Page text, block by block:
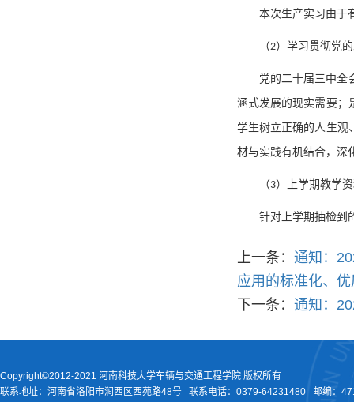
本次生产实习由于
（2）学习贯彻党
党的二十届三中全
涵式发展的现实需要；
学生树立正确的人生观
材与实践有机结合，深
（3）上学期教学
针对上学期抽检到
上一条： 通知：
应用的标准化、
下一条： 通知：
Copyright©2012-2021 河南科技大学车辆与交通工程学院 版权所有
联系地址：河南省洛阳市涧西区西苑路48号
联系电话： 0379-64231480
邮编：